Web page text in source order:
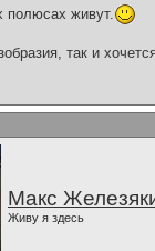
живут.
так и
Макс
Живу я здесь